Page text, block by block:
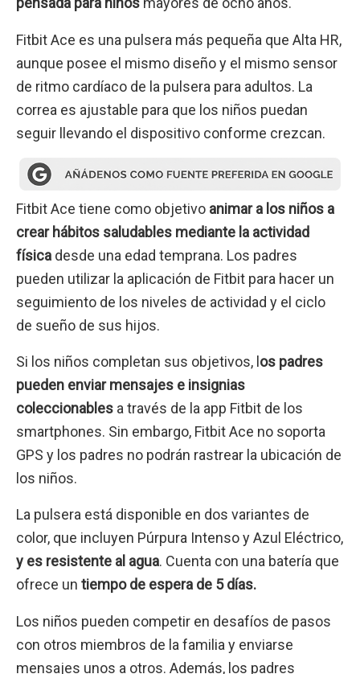
Fitbit Ace es una pulsera más pequeña que Alta HR,
aunque posee el mismo diseño y el mismo sensor
de ritmo cardíaco de la pulsera para adultos. La
correa es ajustable para que los niños puedan
seguir llevando el dispositivo conforme crezcan.
Fitbit Ace tiene como objetivo animar a los niños a
crear hábitos saludables mediante la actividad
física desde una edad temprana. Los padres
pueden utilizar la aplicación de Fitbit para hacer un
seguimiento de los niveles de actividad y el ciclo
de sueño de sus hijos.
Si los niños completan sus objetivos, l os padres
pueden enviar mensajes e insignias
coleccionables a través de la app Fitbit de los
smartphones. Sin embargo, Fitbit Ace no soporta
GPS y los padres no podrán rastrear la ubicación de
los niños.
La pulsera está disponible en dos variantes de
color, que incluyen Púrpura Intenso y Azul Eléctrico,
y es resistente al agua. Cuenta con una batería que
ofrece un tiempo de espera de 5 días.
Los niños pueden competir en desafíos de pasos
con otros miembros de la familia y enviarse
mensajes unos a otros. Además, los padres